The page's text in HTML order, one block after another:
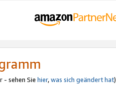
sehen Sie hier,was sich geändert hat)